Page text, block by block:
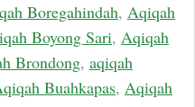
Boregahindah, Aqiqah
Boyong Sari, Aqiqah
Brondong, aqiqah
Buahkapas, Aqiqah